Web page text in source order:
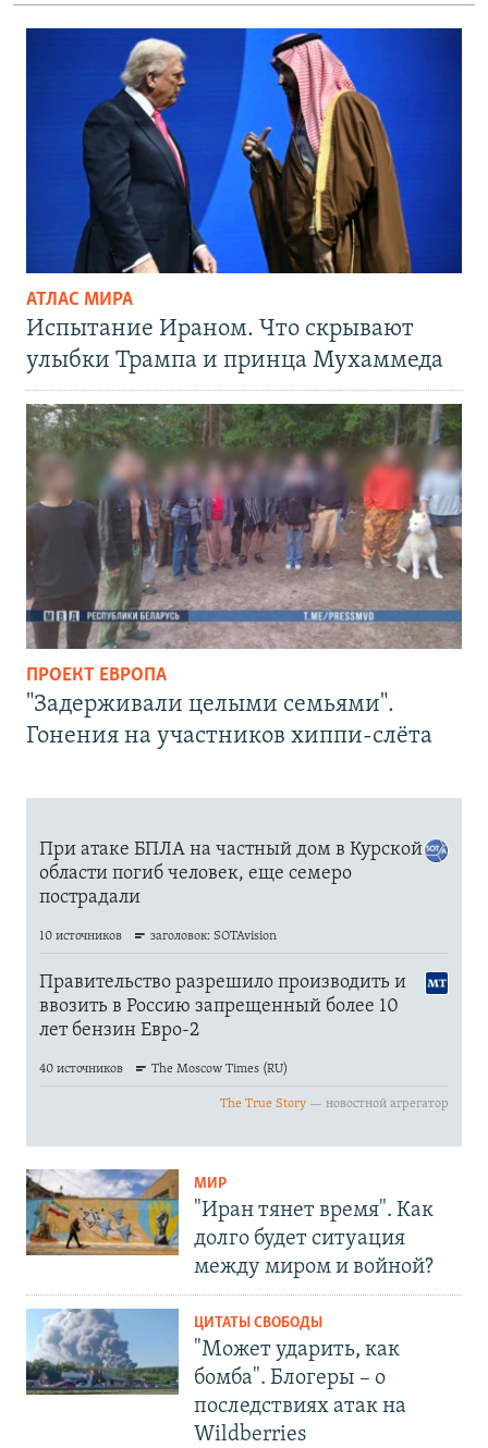
АТЛАС МИРА
Испытание Ираном. Что скрывают
улыбки Трампа и принца Мухаммеда
ПРОЕКТ ЕВРОПА
"Задерживали целыми семьями".
Гонения на участников хиппи-слёта
МИР
"Иран тянет время". Как
долго будет ситуация
между миром и войной?
ЦИТАТЫ СВОБОДЫ
"Может ударить, как
бомба". Блогеры – о
последствиях атак на
Wildberries